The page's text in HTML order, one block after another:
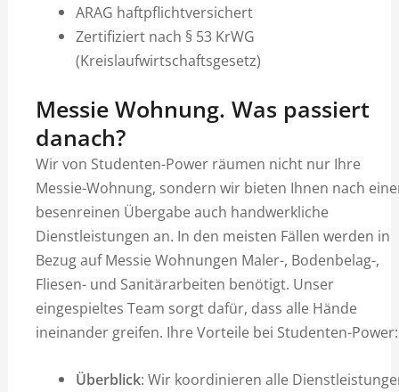
ARAG haftpflichtversichert
Zertifiziert nach § 53 KrWG
(Kreislaufwirtschaftsgesetz)
Messie Wohnung. Was passiert
danach?
Wir von Studenten-Power räumen nicht nur Ihre
Messie-Wohnung, sondern wir bieten Ihnen nach
besenreinen Übergabe auch handwerkliche
Dienstleistungen an. In den meisten Fällen werden in
Bezug auf Messie Wohnungen Maler-, Bodenbelag-,
Fliesen- und Sanitärarbeiten benötigt. Unser
eingespieltes Team sorgt dafür, dass alle Hände
ineinander greifen. Ihre Vorteile bei Studenten-Power:
Überblick: Wir koordinieren alle